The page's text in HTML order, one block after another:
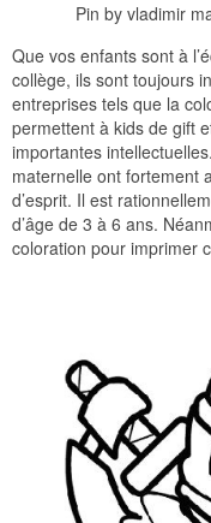
Pin by vladimir
Que vos enfants sont à
collège, ils sont toujours
entreprises tels que la
permettent à kids de gift
importantes
maternelle ont fortement
d’esprit. Il est
d’âge de 3 à 6 ans.
coloration pour imprimer